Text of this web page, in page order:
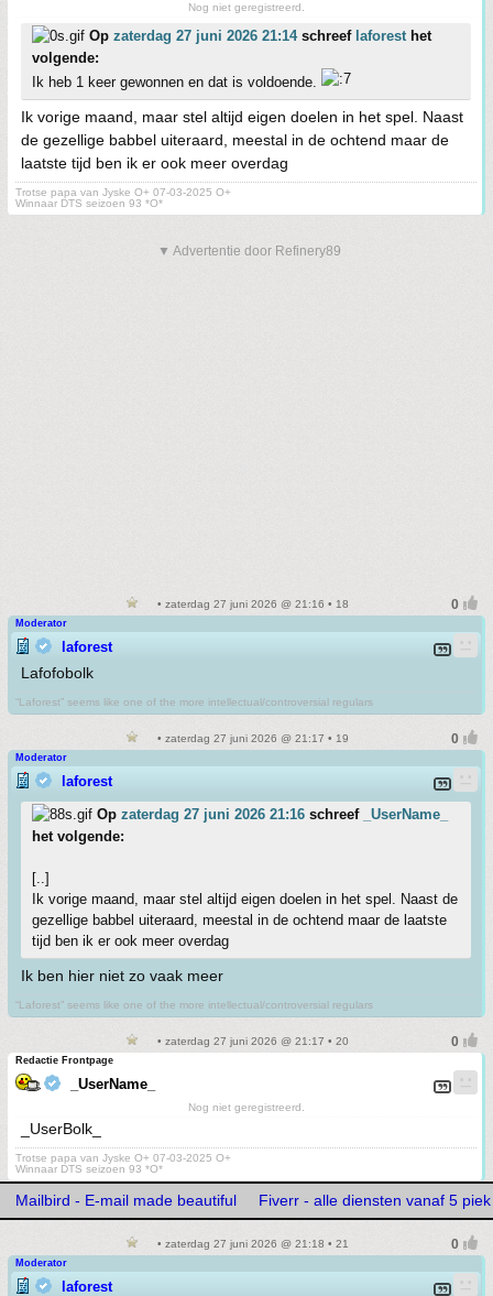
Nog niet geregistreerd.
Op zaterdag 27 juni 2026 21:14schreef laforest het
volgende:
Ik heb 1 keer gewonnen en dat is voldoende.
Ik vorige maand, maar stel altijd eigen doelen in het spel. Naast
de gezellige babbel uiteraard, meestal in de ochtend maar de
laatste tijd ben ik er ook meer overdag
Trotse papa van Jyske O+ 07-03-2025 O+
Winnaar DTS seizoen 93 *O*
▼ Advertentie door Refinery89
• zaterdag 27 juni 2026 @ 21:16 • 18
Moderator
laforest
Lafofobolk
“Laforest” seems like one of the more intellectual/controversial regulars
• zaterdag 27 juni 2026 @ 21:17 • 19
Moderator
laforest
Op zaterdag 27 juni 2026 21:16 schreef
_UserName_
het volgende:
[..]
Ik vorige maand, maar stel altijd eigen doelen in het spel. Naast de
gezellige babbel uiteraard, meestal in de ochtend maar de laatste
tijd ben ik er ook meer overdag
Ik ben hier niet zo vaak meer
“Laforest” seems like one of the more intellectual/controversial regulars
• zaterdag 27 juni 2026 @ 21:17 • 20
Redactie Frontpage
_UserName_
Nog niet geregistreerd.
_UserBolk_
Trotse papa van Jyske O+ 07-03-2025 O+
Winnaar DTS seizoen 93 *O*
Mailbird - E-mail made beautiful Fiverr - alle diensten vanaf 5 piek
• zaterdag 27 juni 2026 @ 21:18 • 21
Moderator
laforest